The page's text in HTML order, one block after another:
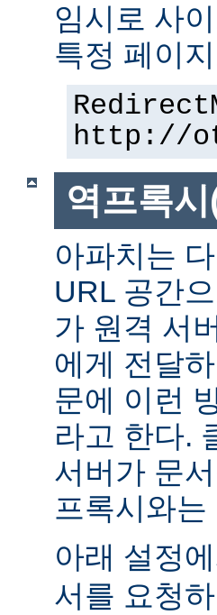
임시로 사
특정 페이
http://
역프록
아파치는
URL 공간
가 원격 서
에게 전달
문에 이런
라고 한다.
서버가 문
프록시와는
아래 설정
서를 요청